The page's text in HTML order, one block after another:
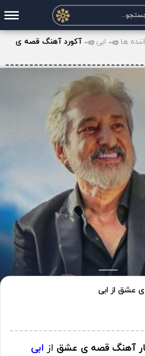
صفحه اصلی
درخواست آکورد
نت و تبلچر
تماس با ما
حساب کاربری
ها ابی
آکورد آهنگ قصه ی
عشق از ابی
آهنگ قصه ی عشق از ابی